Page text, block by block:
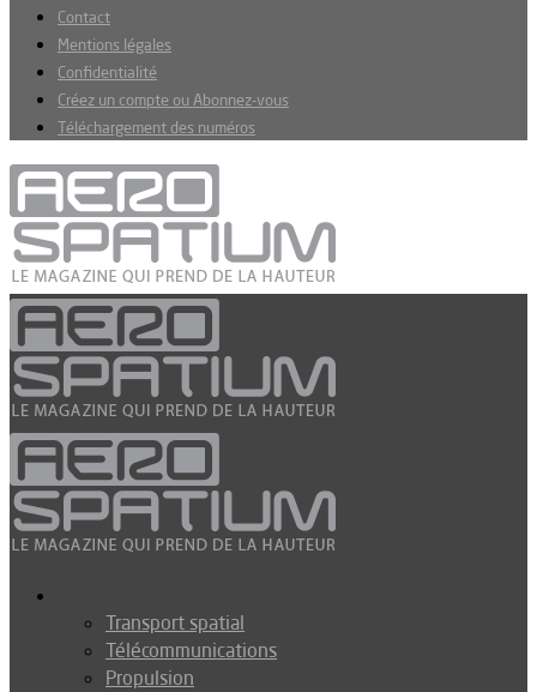
Contact
Mentions légales
Confidentialité
Créez un compte ou Abonnez-vous
Téléchargement des numéros
Transport spatial
Télécommunications
Propulsion